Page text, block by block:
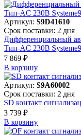
Артикул: S9D41610
Срок поставки: 2 дня
Дифференциальный
Тип-AC 230В Systeme9
7 869 ₽
В корзинy
Артикул: S9A60002
Срок поставки: 2 дня
SD контакт
3 739 ₽
В корзинy